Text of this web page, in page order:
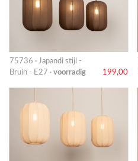
75736 · Japandi stijl -
Bruin - E27 · voorradig 199,00